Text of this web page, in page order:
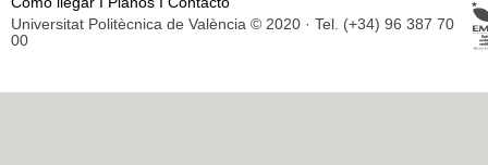
Universitat Politècnica de València © 2020 · Tel. (+34) 96 387 70
00